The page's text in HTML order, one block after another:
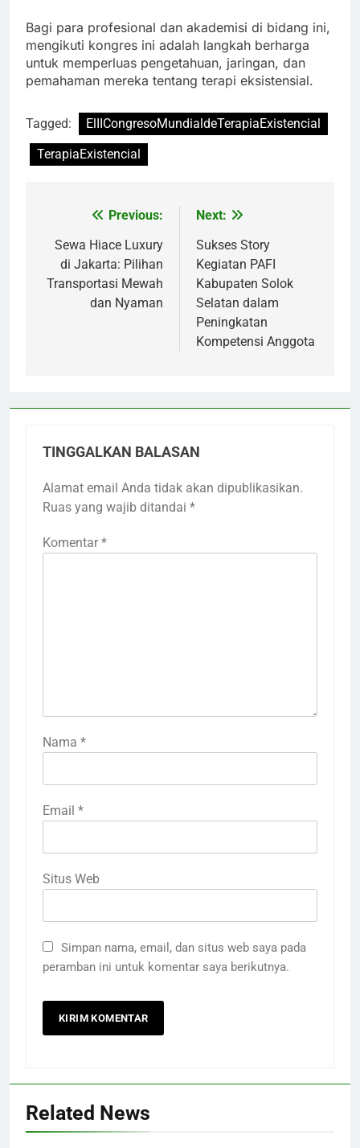
Bagi para profesional dan akademisi di bidang ini,
mengikuti kongres ini adalah langkah berharga
untuk memperluas pengetahuan, jaringan, dan
pemahaman mereka tentang terapi eksistensial.
Tagged:
ElIICongresoMundialdeTerapiaExistencial
TerapiaExistencial
Navigasi
pos
Previous:
Sewa Hiace Luxury
di Jakarta: Pilihan
Transportasi Mewah
dan Nyaman
Next:
Sukses Story
Kegiatan PAFI
Kabupaten Solok
Selatan dalam
Peningkatan
Kompetensi Anggota
TINGGALKAN BALASAN
Alamat email Anda tidak akan dipublikasikan.
Ruas yang wajib ditandai *
Komentar *
Nama *
Email *
Situs Web
Simpan nama, email, dan situs web saya pada
peramban ini untuk komentar saya berikutnya.
Related News